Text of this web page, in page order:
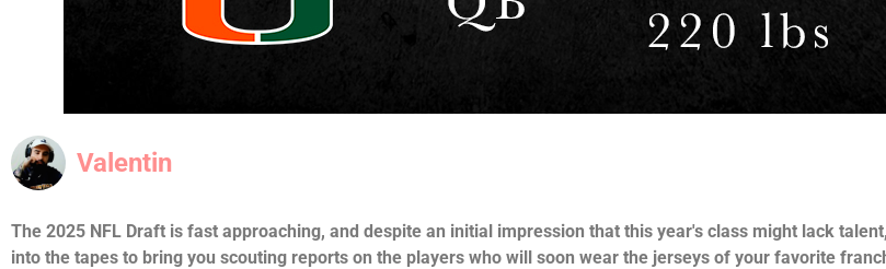
Valentin
The 2025 NFL Draft is fast approaching, and despite an initial impression that this year's class might lack
into the tapes to bring you scouting reports on the players who will soon wear the jerseys of your favorite